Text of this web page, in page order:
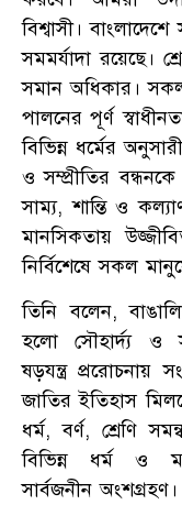
বিশ্বাসী।
সমমর্যাদা রয়েছে।
সমান অধিকার। সকল
পালনের পূর্ণ
বিভিন্ন ধর্মের
ও সম্প্রীতির
সাম্য, শান্তি ও
মানসিকতায়
নির্বিশেষে সকল
তিনি বলেন,
হলো সৌহার্দ্য ও
ষড়যন্ত্র প্ররোচনায়
জাতির ইতিহাস
ধর্ম, বর্ণ, শ্রেণি
বিভিন্ন ধর্ম ও
সার্বজনীন অংশগ্রহণ।